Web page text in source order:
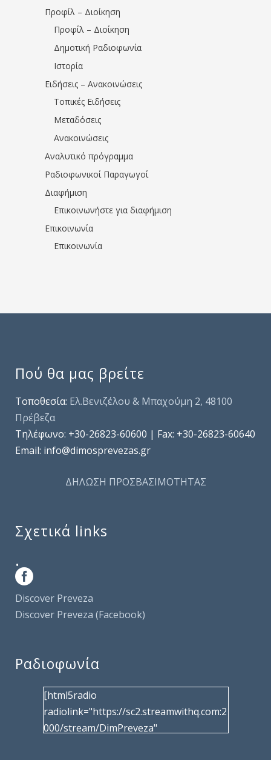
Προφίλ – Διοίκηση
Προφίλ – Διοίκηση
Δημοτική Ραδιοφωνία
Ιστορία
Ειδήσεις – Ανακοινώσεις
Τοπικές Ειδήσεις
Μεταδόσεις
Ανακοινώσεις
Αναλυτικό πρόγραμμα
Ραδιοφωνικοί Παραγωγοί
Διαφήμιση
Επικοινωνήστε για διαφήμιση
Επικοινωνία
Επικοινωνία
Πού θα μας βρείτε
Τοποθεσία: Ελ.Βενιζέλου & Μπαχούμη 2, 48100
Πρέβεζα
Τηλέφωνo: +30-26823-60600 | Fax: +30-26823-60640
Email: info@dimosprevezas.gr
ΔΗΛΩΣΗ ΠΡΟΣΒΑΣΙΜΟΤΗΤΑΣ
Σχετικά links
.
Discover Preveza
Discover Preveza (Facebook)
Ραδιοφωνία
[html5radio
radiolink="https://sc2.streamwithq.com:2
000/stream/DimPreveza"